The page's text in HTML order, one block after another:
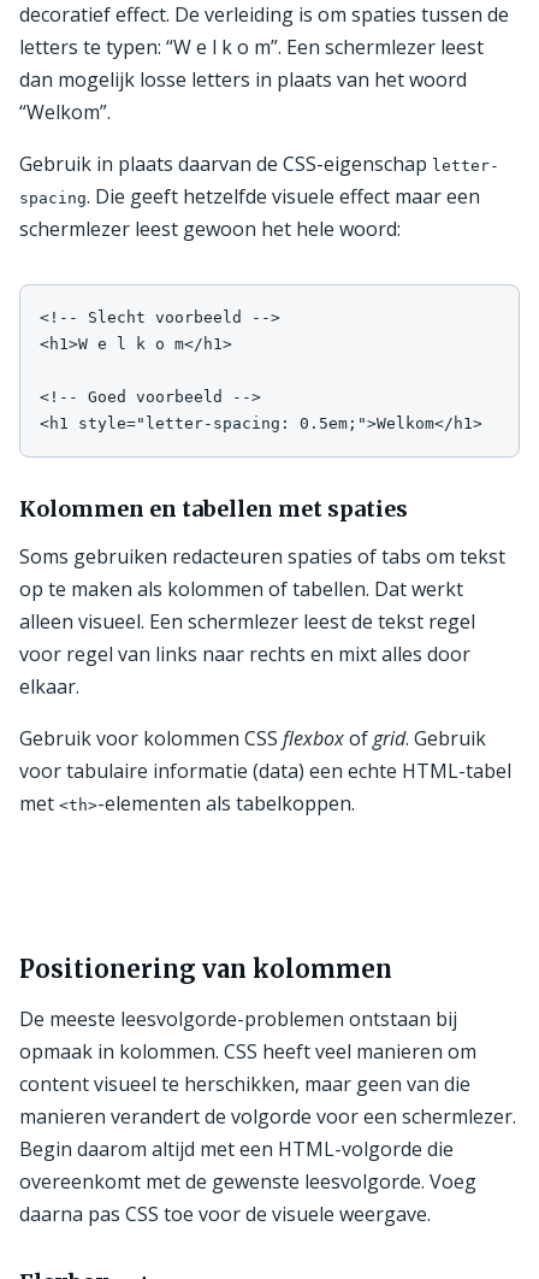
decoratief effect. De verleiding is om spaties tussen de
letters te typen: “W e l k o m”. Een schermlezer leest
dan mogelijk losse letters in plaats van het woord
“Welkom”.
Gebruik in plaats daarvan de CSS-eigenschap letter-
spacing. Die geeft hetzelfde visuele effect maar een
schermlezer leest gewoon het hele woord:
<!-- Slecht voorbeeld -->
<h1>W e l k o m</h1>
<!-- Goed voorbeeld -->
<h1 style="letter-spacing: 0.5em;">Welkom</h1>
Kolommen en tabellen met spaties
Soms gebruiken redacteuren spaties of tabs om tekst
op te maken als kolommen of tabellen. Dat werkt
alleen visueel. Een schermlezer leest de tekst regel
voor regel van links naar rechts en mixt alles door
elkaar.
Gebruik voor kolommen CSS flexboxofgrid. Gebruik
voor tabulaire informatie (data) een echte HTML-tabel
met <th>-elementen als tabelkoppen.
Positionering van kolommen
De meeste leesvolgorde-problemen ontstaan bij
opmaak in kolommen. CSS heeft veel manieren om
content visueel te herschikken, maar geen van die
manieren verandert de volgorde voor een schermlezer.
Begin daarom altijd met een HTML-volgorde die
overeenkomt met de gewenste leesvolgorde. Voeg
daarna pas CSS toe voor de visuele weergave.